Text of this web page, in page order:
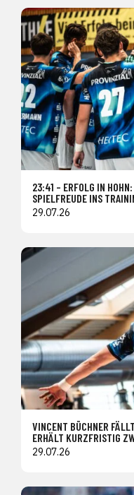
23:41 – ERFOLG IN
SPIELFREUDE INS
29.07.26
VINCENT BÜCHNER
ERHÄLT KURZFRISTIG
29.07.26